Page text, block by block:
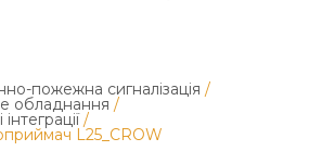
пожежна сигналізація /
обладнання /
/
L25_CROW